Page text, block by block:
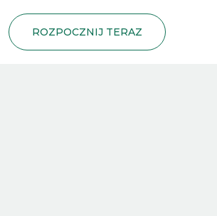
ROZPOCZNIJ TERAZ